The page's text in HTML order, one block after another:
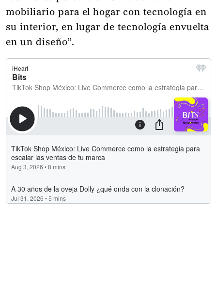
mobiliario para el hogar con tecnología en
su interior, en lugar de tecnología envuelta
en un diseño”.